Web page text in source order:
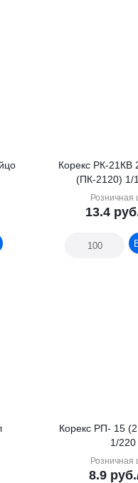
Корекс РК-21КВ 218*142*69
(ПК-2120) 1/
Розничная
13.4
Корекс РП- 15
1/220
Розничная
8.9 руб.